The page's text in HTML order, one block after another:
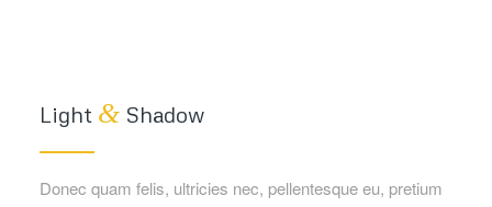
Light &Shadow
Donec quam felis, ultricies nec, pellentesque eu, pretium